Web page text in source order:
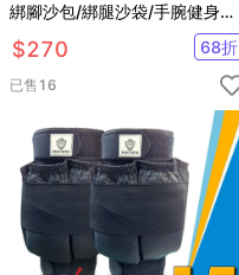
綁腳沙包/綁腿沙袋/手腕健身沙
包/腳踝沙包 Fitek
$270 68折
已售 16